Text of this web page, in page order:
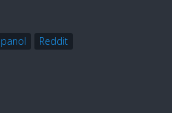
Reddit